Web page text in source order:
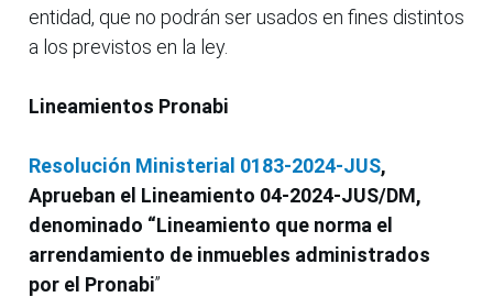
entidad, que no podrán ser usados en fines distintos
a los previstos en la ley.
Lineamientos Pronabi
Resolución Ministerial 0183-2024-JUS,
Aprueban el Lineamiento 04-2024-JUS/DM,
denominado “Lineamiento que norma el
arrendamiento de inmuebles administrados
por el Pronabi”